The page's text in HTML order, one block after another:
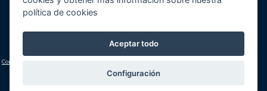
José Luis Borges, s/n - Apd. 477
03730 Jávea/Xàbia (Alicante)
Teléfono:+34 965 790 546
lucas@gunitec.com
Condiciones generales
política de cookies
Aceptar todo
Configuración